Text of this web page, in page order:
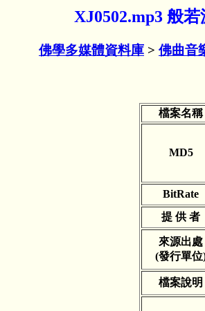
XJ0502.mp3 般
佛學多媒體資料庫 > 佛曲音
檔案名稱
MD5
BitRate
提 供 者
來源出處
(發行單位
檔案說明